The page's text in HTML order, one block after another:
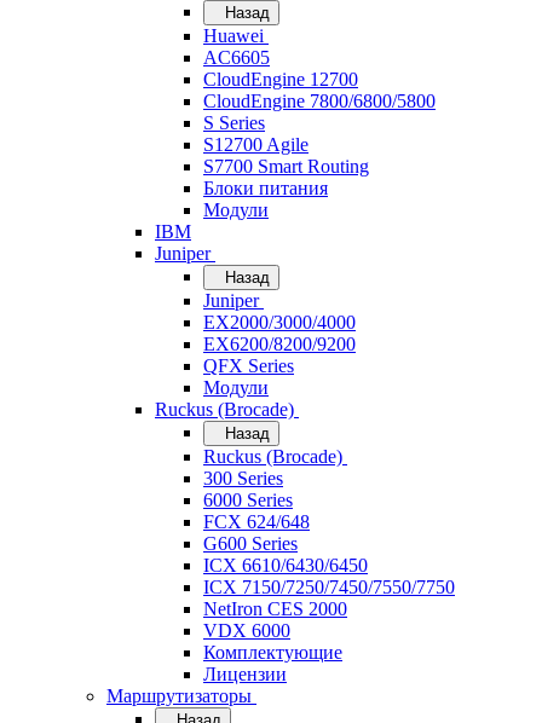
Назад
Huawei
AC6605
CloudEngine 12700
CloudEngine 7800/6800/5800
S Series
S12700 Agile
S7700 Smart Routing
Блоки питания
Модули
IBM
Juniper
Назад
Juniper
EX2000/3000/4000
EX6200/8200/9200
QFX Series
Модули
Ruckus (Brocade)
Назад
Ruckus (Brocade)
300 Series
6000 Series
FCX 624/648
G600 Series
ICX 6610/6430/6450
ICX 7150/7250/7450/7550/7750
NetIron CES 2000
VDX 6000
Комплектующие
Лицензии
Маршрутизаторы